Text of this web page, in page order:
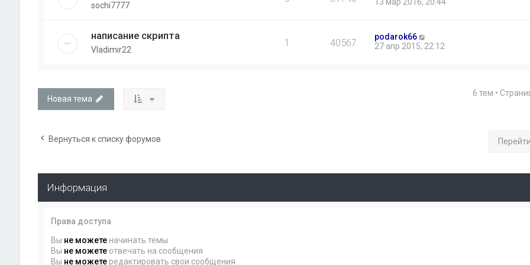
sochi7777
написание скрипта
Vladimir22
1 40567
podarok66
27 апр 2015, 22:12
Новая тема
6 тем •
Вернуться к списку форумов Перейти
Информация
Права доступа
Вы не можетеначинать темы
Вы не можетеотвечать на сообщения
Вы не можетередактировать свои сообщения